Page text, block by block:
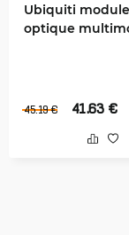
Ubiquiti module
optique
45.19 € 41.63 €